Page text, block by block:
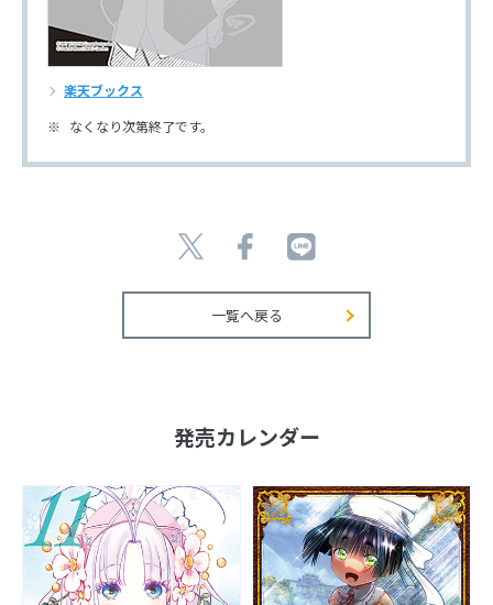
楽天ブックス
なくなり次第終了です。
一覧へ戻る
発売カレンダー